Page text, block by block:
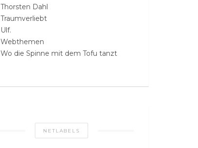
Thorsten Dahl
Traumverliebt
Ulf.
Webthemen
Wo die Spinne mit dem Tofu tanzt
NETLABELS